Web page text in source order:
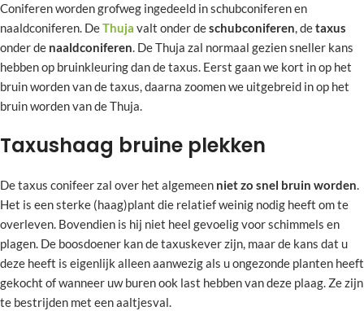
Coniferen worden grofweg ingedeeld in schubconiferen en
naaldconiferen. DeThuja valt onder deschubconiferen, detaxus
onder de naaldconiferen. De Thuja zal normaal gezien sneller kans
hebben op bruinkleuring dan de taxus. Eerst gaan we kort in op het
bruin worden van de taxus, daarna zoomen we uitgebreid in op het
bruin worden van de Thuja.
Taxushaag bruine plekken
De taxus conifeer zal over het algemeen niet zo snel bruin worden.
Het is een sterke (haag)plant die relatief weinig nodig heeft om te
overleven. Bovendien is hij niet heel gevoelig voor schimmels en
plagen. De boosdoener kan de taxuskever zijn, maar de kans dat u
deze heeft is eigenlijk alleen aanwezig als u ongezonde planten heeft
gekocht of wanneer uw buren ook last hebben van deze plaag. Ze zijn
te bestrijden met een aaltjesval.